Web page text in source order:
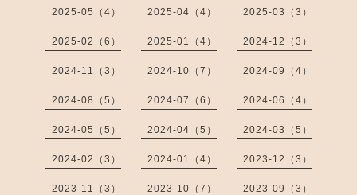
2025-05（4） 2025-04（4） 2025-03（3）
2025-02（6） 2025-01（4） 2024-12（3）
2024-11（3） 2024-10（7） 2024-09（4）
2024-08（5） 2024-07（6） 2024-06（4）
2024-05（5） 2024-04（5） 2024-03（5）
2024-02（3） 2024-01（4） 2023-12（3）
2023-11（3） 2023-10（7） 2023-09（3）